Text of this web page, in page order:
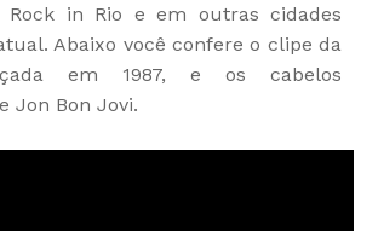
Rock in Rio e em outras cidades
Abaixo você confere o clipe da
em 1987, e os cabelos
Jon Bon Jovi.